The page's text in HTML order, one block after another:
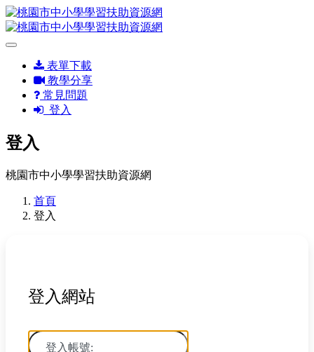
表單下載
教學分享
常見問題
登入
登入
桃園市中小學學習扶助資源網
首頁
登入
登入網站
登入帳號: